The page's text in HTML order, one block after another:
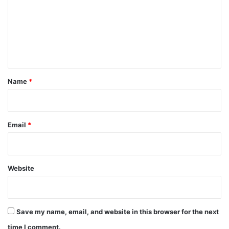
*
Name *
Email *
Website
Save my name, email, and website in this browser for the next
time I comment.